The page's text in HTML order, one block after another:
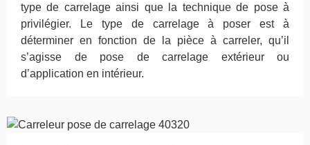
type de carrelage ainsi que la technique de pose à
privilégier. Le type de carrelage à poser est à
déterminer en fonction de la pièce à carreler, qu’il
s’agisse de pose de carrelage extérieur ou
d’application en intérieur.